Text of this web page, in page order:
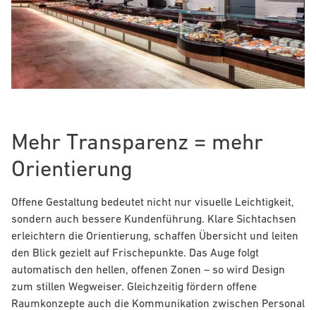
Mehr Transparenz = mehr
Orientierung
Offene Gestaltung bedeutet nicht nur visuelle Leichtigkeit,
sondern auch bessere Kundenführung. Klare Sichtachsen
erleichtern die Orientierung, schaffen Übersicht und leiten
den Blick gezielt auf Frischepunkte. Das Auge folgt
automatisch den hellen, offenen Zonen – so wird Design
zum stillen Wegweiser. Gleichzeitig fördern offene
Raumkonzepte auch die Kommunikation zwischen Personal